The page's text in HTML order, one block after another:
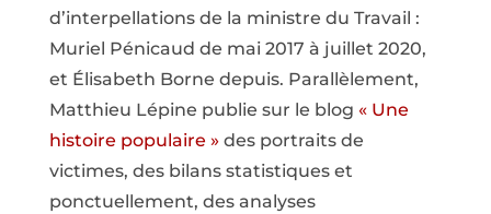
d’interpellations de la ministre du Travail :
Muriel Pénicaud de mai 2017 à juillet 2020,
et Élisabeth Borne depuis. Parallèlement,
Matthieu Lépine publie sur le blog « Une
histoire populaire »des portraits de
victimes, des bilans statistiques et
ponctuellement, des analyses